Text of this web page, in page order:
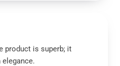
product is superb; it